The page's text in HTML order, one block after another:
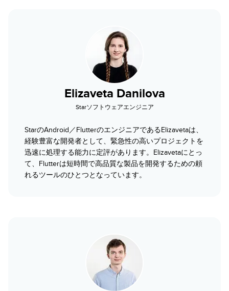
Elizaveta Danilova
Starソフトウェアエンジニア
StarのAndroid／FlutterのエンジニアであるElizavetaは、
経験豊富な開発者として、緊急性の高いプロジェクトを
迅速に処理する能力に定評があります。Elizavetaにとっ
て、Flutterは短時間で高品質な製品を開発するための頼
れるツールのひとつとなっています。